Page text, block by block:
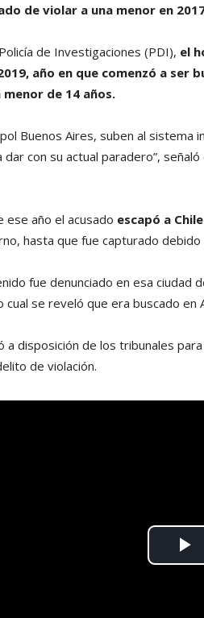
de violar a una menor en
de Investigaciones (PDI), el
año en que comenzó a ser
de 14 años.
Buenos Aires, suben al sistema
con su actual paradero”, señaló
ese año el acusado escapó a
hasta que fue capturado
fue denunciado en esa ciudad
cual se reveló que era buscado en
a disposición de los tribunales
de violación.